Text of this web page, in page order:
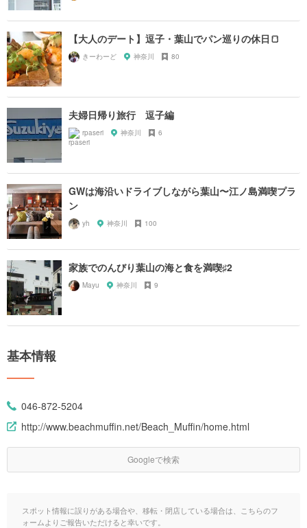
【大人のデート】逗子・葉山でパン巡りの休日🍞
きーわーど 神奈川 80
夫婦日帰り旅行 逗子編
rpaseri 神奈川 6
GWは海沿いドライブしながら葉山〜江ノ島満喫プラ
ン
yh 神奈川 100
家族でのんびり葉山の海と食を満喫♯2
Mayu 神奈川 9
基本情報
046-872-5204
http://www.beachmuffin.net/Beach_Muffin/home.html
Googleで検索
スポット情報に誤りがある場合や、移転・閉店している場合は、こちらのフ
ォームよりご報告いただけると幸いです。